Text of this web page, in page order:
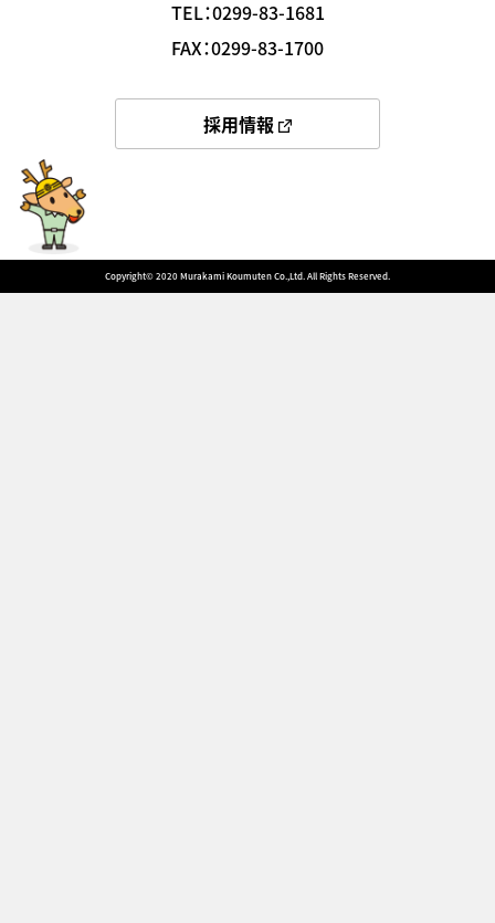
TEL：0299-83-1681
FAX：0299-83-1700
採用情報
Copyright©️ 2020 Murakami Koumuten Co.,Ltd. All Rights Reserved.